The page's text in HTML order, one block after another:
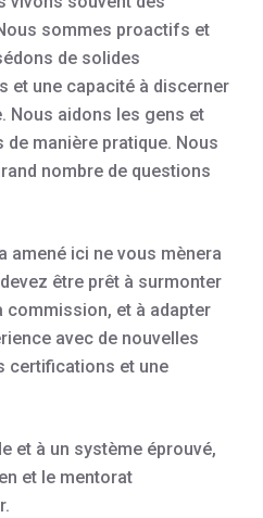
sommes proactifs et
de solides
et une capacité à discerner
Nous aidons les gens et
manière pratique. Nous
nombre de questions
amené ici ne vous mènera
être prêt à surmonter
commission, et à adapter
avec de nouvelles
certifications et une
et à un système éprouvé,
et le mentorat